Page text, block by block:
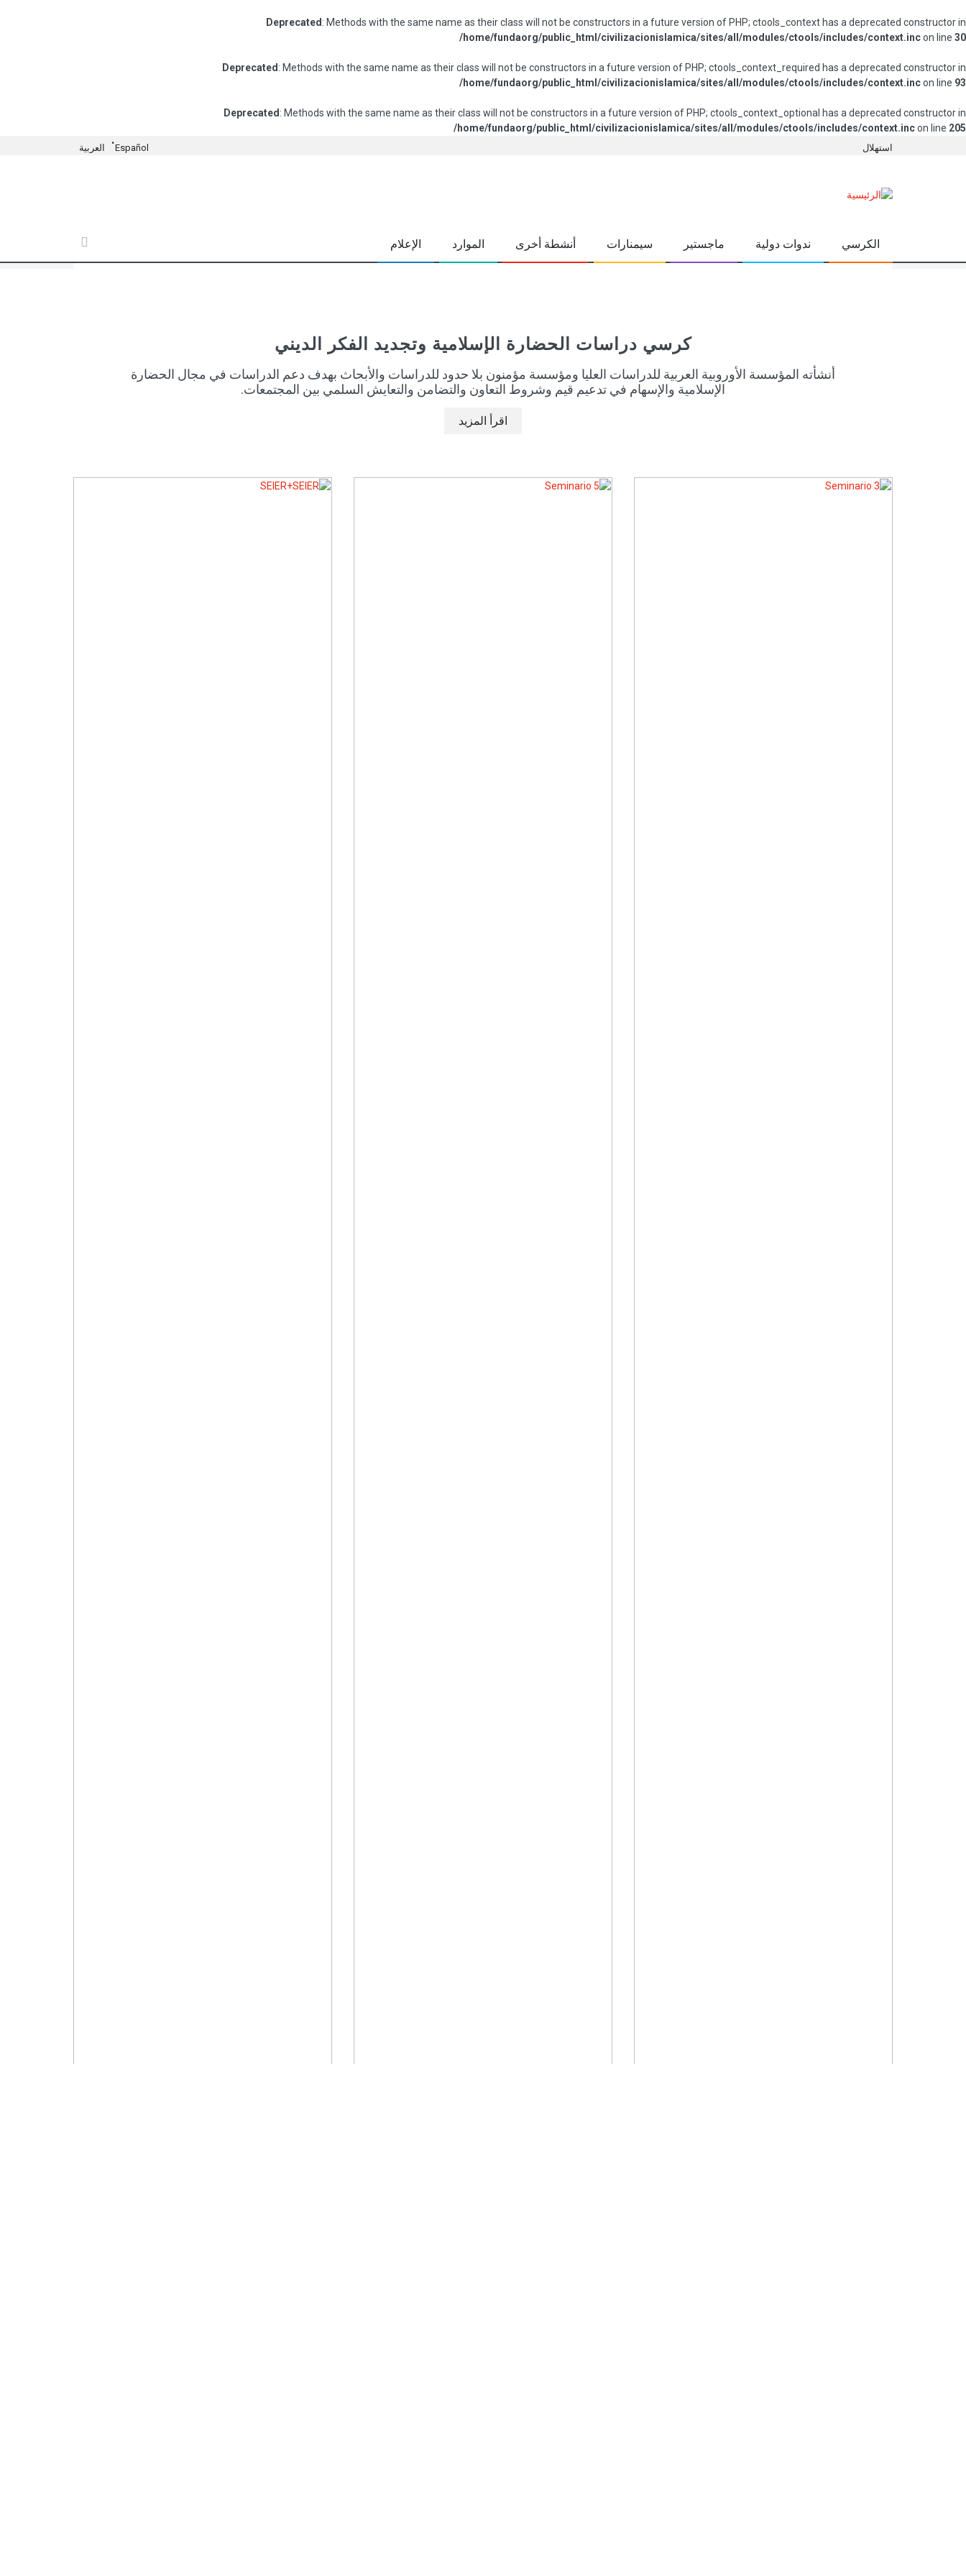
Deprecated : Methods with the same name as their class will not be constructors in a future version of PHP; ctools_context has a deprecated constructor in
/home/fundaorg/public_html/civilizacionislamica/sites/all/modules/ctools/includes/context.incon line 30
Deprecated : Methods with the same name as their class will not be constructors in a future version of PHP; ctools_context_required has a deprecated constructor in
/home/fundaorg/public_html/civilizacionislamica/sites/all/modules/ctools/includes/context.incon line 93
Deprecated : Methods with the same name as their class will not be constructors in a future version of PHP; ctools_context_optional has a deprecated constructor in
/home/fundaorg/public_html/civilizacionislamica/sites/all/modules/ctools/includes/context.incon line 205
Español العربية استهلال
الكرسي ندوات دولية ماجستير سيمنارات أنشطة أخرى الموارد الإعلام
كرسي دراسات الحضارة الإسلامية وتجديد الفكر الديني
أنشأته المؤسسة الأوروبية العربية للدراسات العليا ومؤسسة مؤمنون بلا حدود للدراسات والأبحاث بهدف دعم الدراسات في مجال الحضارة
الإسلامية والإسهام في تدعيم قيم وشروط التعاون والتضامن والتعايش السلمي بين المجتمعات.
اقرأ المزيد